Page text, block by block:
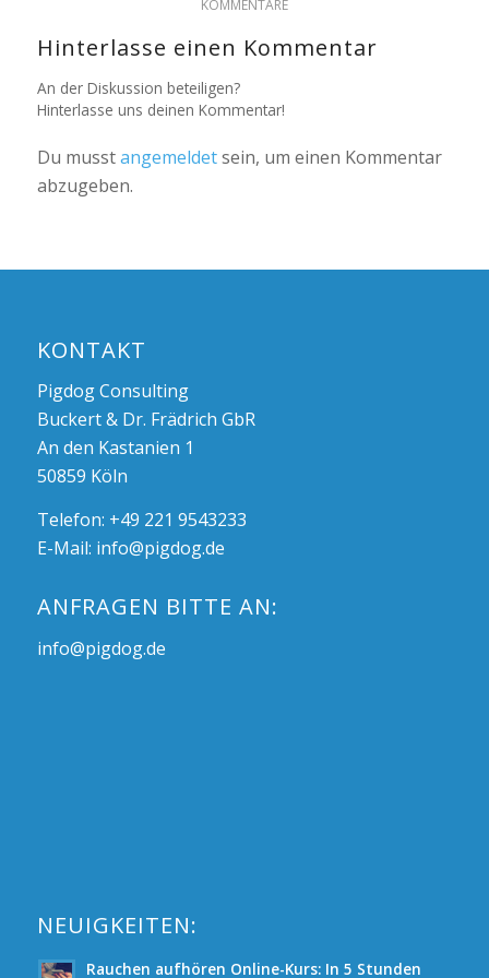
KOMMENTARE
Hinterlasse einen Kommentar
An der Diskussion beteiligen?
Hinterlasse uns deinen Kommentar!
Du musstangemeldetsein, um einen Kommentar
abzugeben.
KONTAKT
Pigdog Consulting
Buckert & Dr. Frädrich GbR
An den Kastanien 1
50859 Köln
Telefon: +49 221 9543233
E-Mail: info@pigdog.de
ANFRAGEN BITTE AN:
info@pigdog.de
NEUIGKEITEN:
Rauchen aufhören Online-Kurs: In 5 Stunden